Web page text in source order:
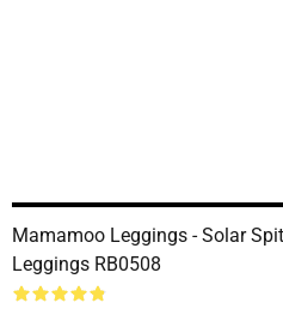
Mamamoo Leggings - Solar
Leggings RB0508